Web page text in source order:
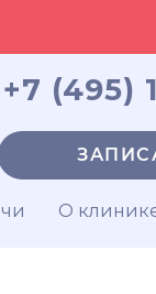
+7 (495)
О